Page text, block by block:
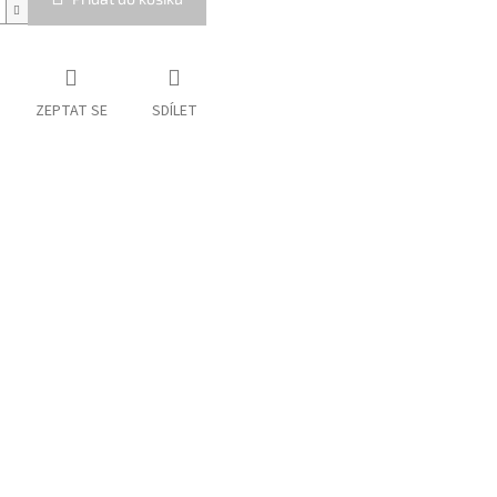
ZEPTAT SE SDÍLET